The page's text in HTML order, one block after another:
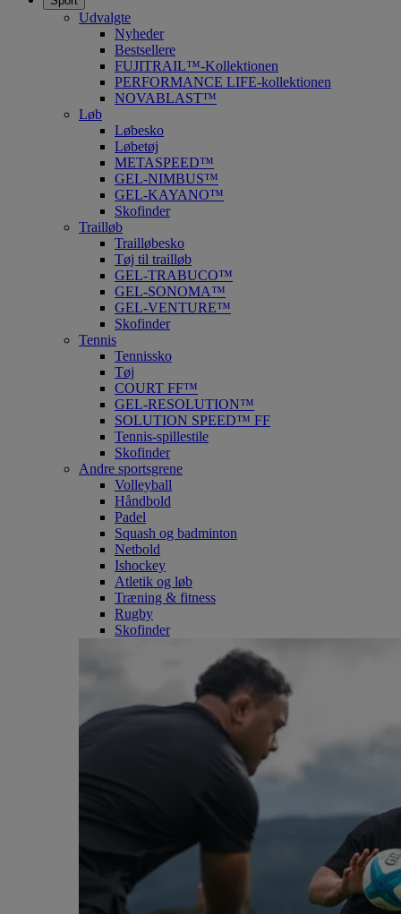
Udvalgte
Nyheder
Bestsellere
FUJITRAIL™-Kollektionen
PERFORMANCE LIFE-kollektionen
NOVABLAST™
Løb
Løbesko
Løbetøj
METASPEED™
GEL-NIMBUS™
GEL-KAYANO™
Skofinder
Trailløb
Trailløbesko
Tøj til trailløb
GEL-TRABUCO™
GEL-SONOMA™
GEL-VENTURE™
Skofinder
Tennis
Tennissko
Tøj
COURT FF™
GEL-RESOLUTION™
SOLUTION SPEED™ FF
Tennis-spillestile
Skofinder
Andre sportsgrene
Volleyball
Håndbold
Padel
Squash og badminton
Netbold
Ishockey
Atletik og løb
Træning & fitness
Rugby
Skofinder